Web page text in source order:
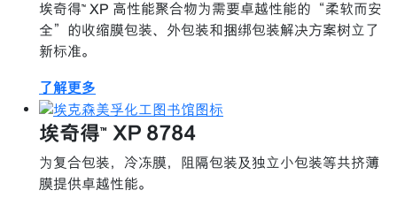
埃奇得™ XP 高性能聚合物为需要卓越性能的“柔软而安
全”的收缩膜包装、外包装和捆绑包装解决方案树立了
新标准。
了解更多
埃奇得™ XP 8784
为复合包装，冷冻膜，阻隔包装及独立小包装等共挤薄
膜提供卓越性能。